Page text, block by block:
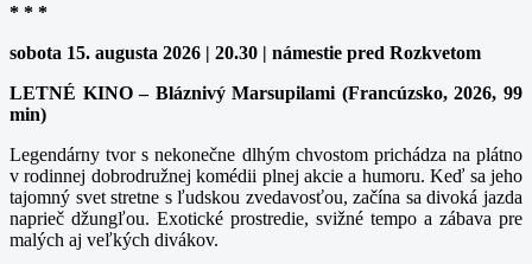
* * *
sobota 15. augusta 2026 | 20.30 | námestie pred Rozkvetom
LETNÉ KINO – Bláznivý Marsupilami (Francúzsko, 2026, 99
min)
Legendárny tvor s nekonečne dlhým chvostom prichádza na plátno
v rodinnej dobrodružnej komédii plnej akcie a humoru. Keď sa jeho
tajomný svet stretne s ľudskou zvedavosťou, začína sa divoká jazda
naprieč džungľou. Exotické prostredie, svižné tempo a zábava pre
malých aj veľkých divákov.